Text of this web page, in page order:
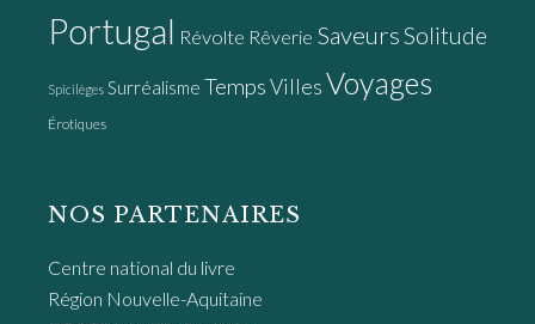
Portugal Révolte Rêverie SaveursSolitude
Spicilèges Surréalisme TempsVillesVoyages
Érotiques
NOS PARTENAIRES
Centre national du livre
Région Nouvelle-Aquitaine